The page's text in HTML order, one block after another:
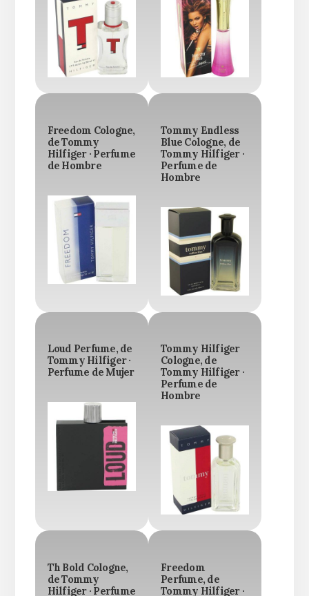
Freedom Cologne,
de Tommy
Hilfiger · Perfume
de Hombre
Tommy Endless
Blue Cologne, de
Tommy Hilfiger ·
Perfume de
Hombre
Loud Perfume, de
Tommy Hilfiger ·
Perfume de Mujer
Tommy Hilfiger
Cologne, de
Tommy Hilfiger ·
Perfume de
Hombre
Th Bold Cologne,
de Tommy
Hilfiger · Perfume
Freedom
Perfume, de
Tommy Hilfiger ·